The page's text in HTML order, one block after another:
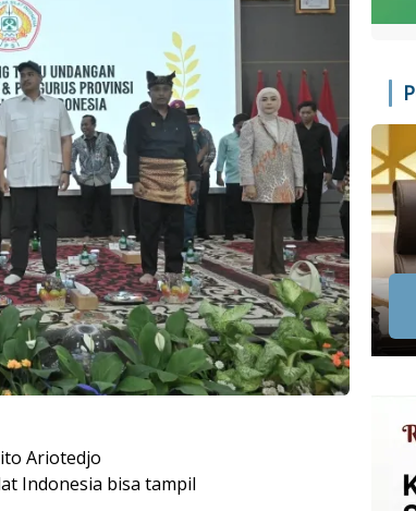
Ariotedjo
Indonesia bisa tampil